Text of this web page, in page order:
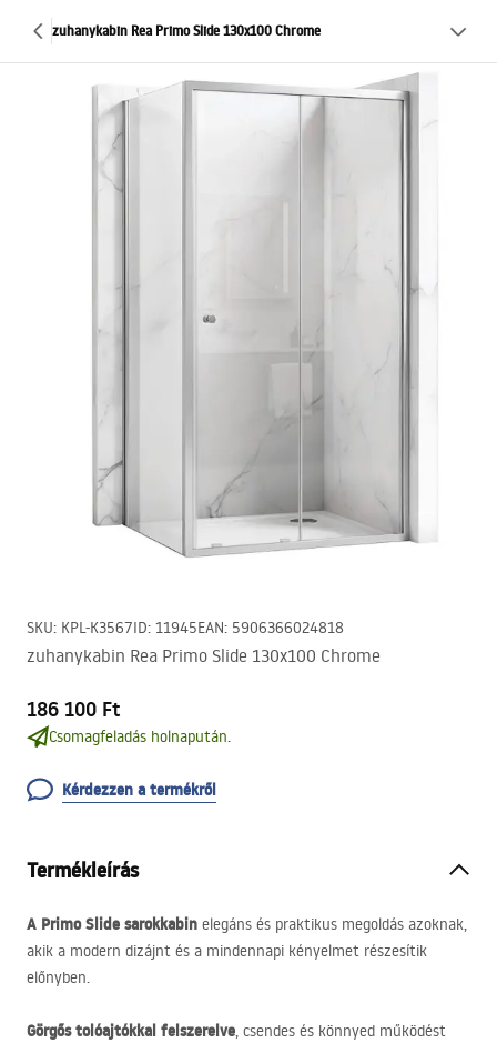
zuhanykabin Rea Primo Slide 130x100 Chrome
SKU: KPL-K3567ID: 11945EAN: 5906366024818
zuhanykabin Rea Primo Slide 130x100 Chrome
186 100 Ft
Csomagfeladás holnapután.
Kérdezzen a termékről
Termékleírás
A Primo Slide sarokkabin elegáns és praktikus megoldás azoknak,
akik a modern dizájnt és a mindennapi kényelmet részesítik
előnyben.
Görgős tolóajtókkal felszerelve, csendes és könnyed működést